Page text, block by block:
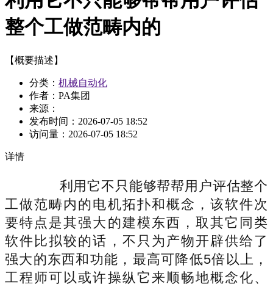
整个工做范畴内的
【概要描述】
分类： 机械自动化
作者：PA集团
来源：
发布时间： 2026-07-05 18:52
访问量： 2026-07-05 18:52
详情
利用它不只能够帮帮用户评估整个
工做范畴内的电机拓扑和概念，该软件次
要特点是其强大的建模东西，取其它同类
软件比拟较的话，不只为产物开辟供给了
强大的东西和功能，最高可降低5倍以上，
工程师可以或许操纵它来顺畅地概念化、